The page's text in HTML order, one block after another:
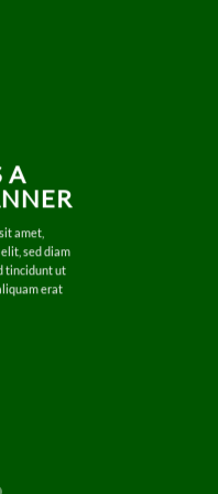
A
amet,
sed diam
tincidunt ut
erat